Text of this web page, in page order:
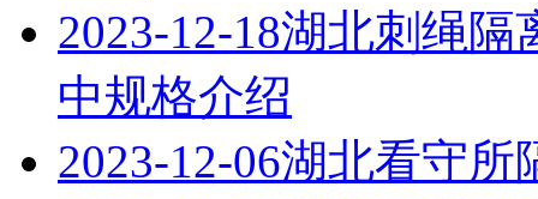
2023-12-18湖北刺绳隔
中规格介绍
2023-12-06湖北看守所